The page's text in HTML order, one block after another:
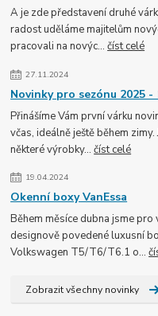
A je zde představení druhé
radost uděláme majitelům
pracovali na novýc...číst celé
27.11.2024
Novinky pro sezónu 2025 -
Přinášíme Vám první várku
včas, ideálně ještě během
některé výrobky...číst celé
19.04.2024
Okenní boxy VanEssa
Během měsíce dubna jsme
designově povedené luxusní
Volkswagen T5/T6/T6.1 o...
Zobrazit všechny novinky